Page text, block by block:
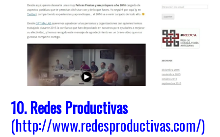
10.Redes Productivas
(http://www.redesproductivas.com/)